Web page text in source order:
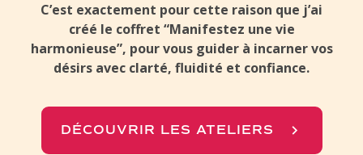
C’est exactement pour cette raison que j’ai
créé le coffret “Manifestez une vie
harmonieuse”, pour vous guider à incarner vos
désirs avec clarté, fluidité et confiance.
DÉCOUVRIR LES ATELIERS